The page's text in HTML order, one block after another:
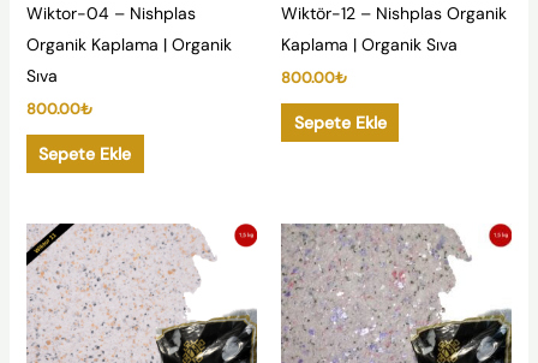
Wiktor-04 – Nishplas
Organik Kaplama | Organik
Sıva
800.00₺
Sepete Ekle
Wiktör-12 – Nishplas Organik
Kaplama | Organik Sıva
800.00₺
Sepete Ekle